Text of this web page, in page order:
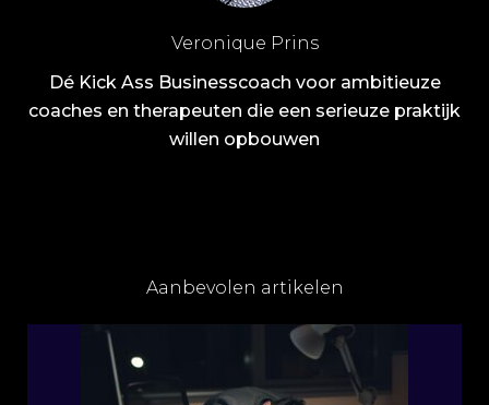
Veronique Prins
Dé Kick Ass Businesscoach voor ambitieuze
coaches en therapeuten die een serieuze praktijk
willen opbouwen
Aanbevolen artikelen